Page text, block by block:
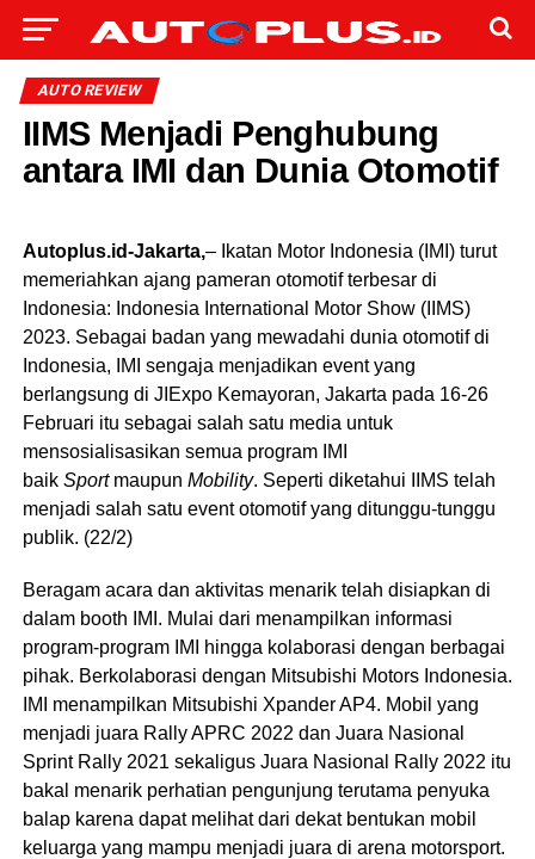
AUTO REVIEW
IIMS Menjadi Penghubung
antara IMI dan Dunia Otomotif
Autoplus.id-Jakarta,– Ikatan Motor Indonesia (IMI) turut
memeriahkan ajang pameran otomotif terbesar di
Indonesia: Indonesia International Motor Show (IIMS)
2023. Sebagai badan yang mewadahi dunia otomotif di
Indonesia, IMI sengaja menjadikan event yang
berlangsung di JIExpo Kemayoran, Jakarta pada 16-26
Februari itu sebagai salah satu media untuk
mensosialisasikan semua program IMI
baik Sportmaupun Mobility. Seperti diketahui IIMS telah
menjadi salah satu event otomotif yang ditunggu-tunggu
publik. (22/2)
Beragam acara dan aktivitas menarik telah disiapkan di
dalam booth IMI. Mulai dari menampilkan informasi
program-program IMI hingga kolaborasi dengan berbagai
pihak. Berkolaborasi dengan Mitsubishi Motors Indonesia.
IMI menampilkan Mitsubishi Xpander AP4. Mobil yang
menjadi juara Rally APRC 2022 dan Juara Nasional
Sprint Rally 2021 sekaligus Juara Nasional Rally 2022 itu
bakal menarik perhatian pengunjung terutama penyuka
balap karena dapat melihat dari dekat bentukan mobil
keluarga yang mampu menjadi juara di arena motorsport.